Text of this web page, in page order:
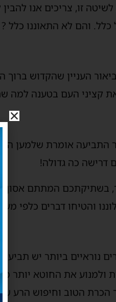
לשיטה זו, צריכים אנו
והם לא התאוננו כלל ?
העניין שהקדוש
קציני העם בטענה
התביעה אומרת שלמען
דרישה כה גדולה!
בשתיקתכם המתתם אסון
והטיחו דברים כלפי
נוראיים ביותר יש
ולמנוע את החוטא יותר
הכרת הטוב וחיפוש הרע